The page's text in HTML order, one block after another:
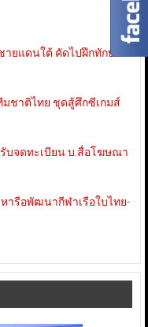
ายแดนใต้ คัดไปฝึกทักษะ
ชาติไทย ชุดสู้ศึกซีเกมส์
รับจดทะเบียน บ.สื่อโฆษณา
หารือพัฒนากีฬาเรือใบไทย-